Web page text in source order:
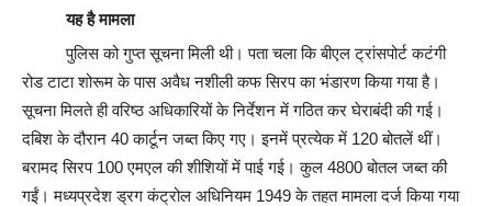
यह है मामला
पुलिस को गुप्त सूचना मिली थी। पता चला कि बीएल ट्रांसपोर्ट कटंगी
रोड टाटा शोरूम के पास अवैध नशीली कफ सिरप का भंडारण किया गया है।
सूचना मिलते ही वरिष्ठ अधिकारियों के निर्देशन में गठित कर घेराबंदी की गई।
दबिश के दौरान 40 कार्टून जब्त किए गए। इनमें प्रत्येक में 120 बोतलें थीं।
बरामद सिरप 100 एमएल की शीशियों में पाई गई। कुल 4800 बोतल जब्त की
गईं। मध्यप्रदेश ड्रग कंट्रोल अधिनियम 1949 के तहत मामला दर्ज किया गया